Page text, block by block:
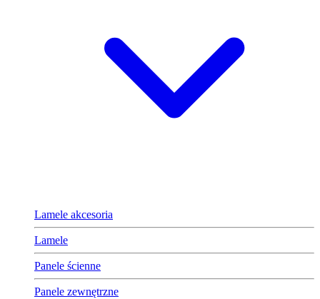
Lamele akcesoria
Lamele
Panele ścienne
Panele zewnętrzne